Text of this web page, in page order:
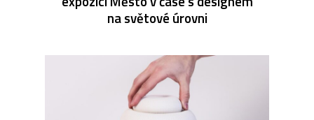
na světové úrovni